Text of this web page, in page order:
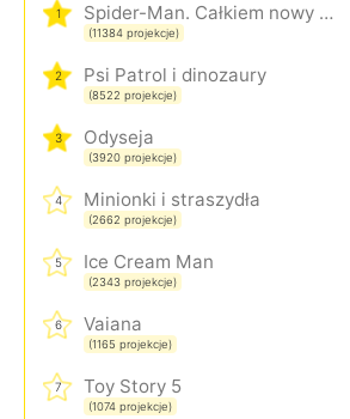
1 Spider-Man. Całkiem nowy dzień
(11384 projekcje)
2 Psi Patrol i dinozaury
(8522 projekcje)
3 Odyseja
(3920 projekcje)
4 Minionki i straszydła
(2662 projekcje)
5 Ice Cream Man
(2343 projekcje)
6 Vaiana
(1165 projekcje)
7 Toy Story 5
(1074 projekcje)